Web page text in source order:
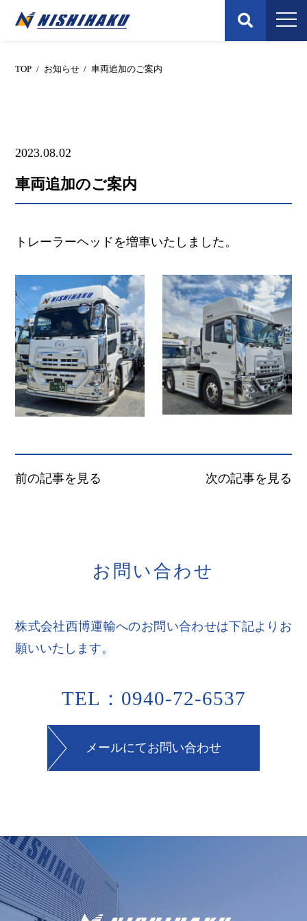
Skip
TOP / お知らせ / 車両追加のご案内
2023.08.02
車両追加のご案内
トレーラーヘッドを増車いたしました。
前の記事を見る 次の記事を見る
お 問 い合わせ
株式会社西博運輸へのお問い合わせは下記よりお
願いいたします。
TEL：0940-72-6537
メールにてお問い合わせ